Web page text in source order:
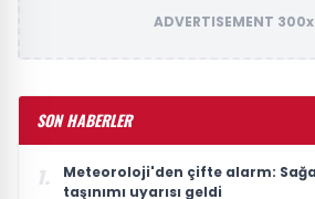
ADVERTISEMENT
SON HABERLER
1.
Meteoroloji'den çifte alarm:
taşınımı uyarısı geldi